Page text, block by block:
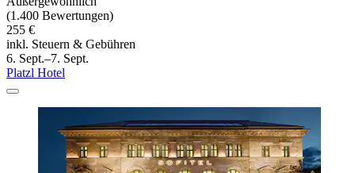
(1.400 Bewertungen)
255 €
inkl. Steuern & Gebühren
6. Sept.–7. Sept.
Platzl Hotel